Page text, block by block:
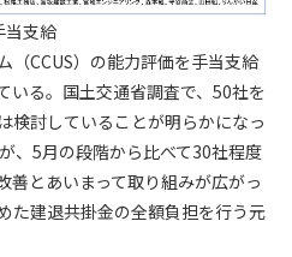
当支給
CCUS）の能力評価を手当支給
いる。国土交通省調査で、50社を
検討していることが明らかになっ
、5月の段階から比べて30社程度
善とあいまって取り組みが広がっ
た建退共掛金の全額負担を行う元
取り消し）
所定の会員申込手続きを完了
をいいます。
結果、会員申込みをした者が以下
ことがわかった場合、その者の会
ことがあります。
しなかった場合